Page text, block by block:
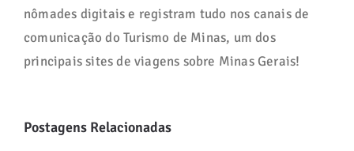
nômades digitais e registram tudo nos canais de
comunicação do Turismo de Minas, um dos
principais sites de viagens sobre Minas Gerais!
Postagens Relacionadas